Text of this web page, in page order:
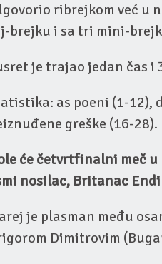
ribrejkom već u
brejku i sa tri mini-
je trajao jedan čas i
as poeni (1-12),
greške (16-28).
će četvrtfinalni meč
nosilac, Britanac
je plasman među
Dimitrovim